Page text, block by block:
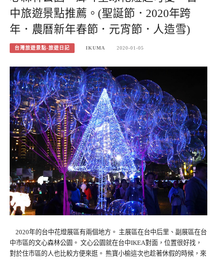
中旅遊景點推薦。(聖誕節．2020年跨
年．農曆新年春節．元宵節．人造雪)
台灣旅遊景點-旅遊日記 IKUMA 2020-01-05
2020年的台中花燈展區有兩個地方。 主展區在台中后里、副展區在台
中市區的文心森林公園。 文心公園就在台中IKEA對面，位置很好找，
對於住市區的人也比較方便來逛。 熊寶小榆這次也趁著休假的時候，來